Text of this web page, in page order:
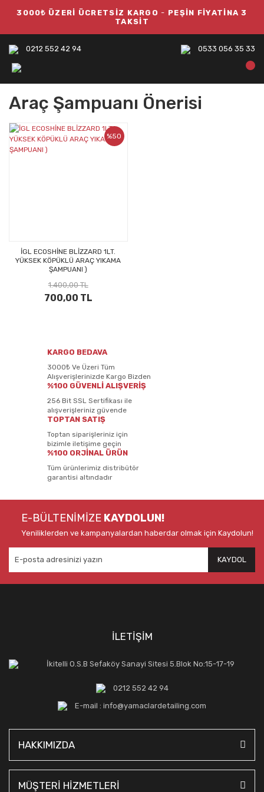
3000₺ ÜZERİ ÜCRETSİZ KARGO - PEŞİN FİYATİNA 3
TAKSİT
0212 552 42 94 0533 056 35 33
Araç Şampuanı Önerisi
%50
İGL ECOSHİNE BLİZZARD 1LT.
YÜKSEK KÖPÜKLÜ ARAÇ YIKAMA
ŞAMPUANI )
1.400,00 TL
700,00 TL
KARGO BEDAVA
3000₺ Ve Üzeri Tüm
Alışverişlerinizde Kargo Bizden
%100 GÜVENLİ ALIŞVERİŞ
256 Bit SSL Sertifikası ile
alışverişleriniz güvende
TOPTAN SATIŞ
Toptan siparişleriniz için
bizimle iletişime geçin
%100 ORJİNAL ÜRÜN
Tüm ürünlerimiz distribütör
garantisi altındadır
E-BÜLTENİMİZE KAYDOLUN!
Yeniliklerden ve kampanyalardan haberdar olmak için Kaydolun!
KAYDOL
İLETİŞİM
İkitelli O.S.B Sefaköy Sanayi Sitesi 5.Blok No:15-17-19
0212 552 42 94
E-mail : info@yamaclardetailing.com
HAKKIMIZDA
MÜŞTERİ HİZMETLERİ